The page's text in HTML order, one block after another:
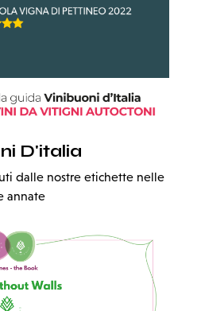
D'italia
dalle nostre etichette nelle
annate